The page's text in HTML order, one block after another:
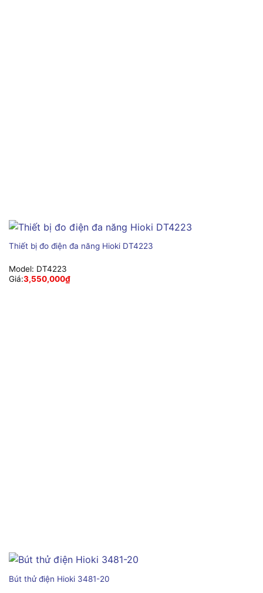
Thiết bị đo điện đa năng Hioki DT4223
Model: DT4223
Giá:3,550,000₫
Bút thử điện Hioki 3481-20